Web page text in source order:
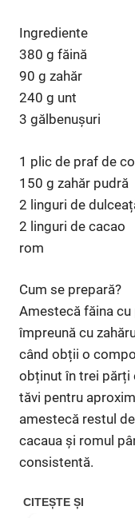
Ingrediente
380 g făină
90 g zahăr
240 g unt
3 gălbenușuri
1 plic de praf de
150 g zahăr pudră
2 linguri de
2 linguri de cacao
rom
Cum se prepară?
Amestecă făina
împreună cu
când obții o
obținut în trei părți
tăvi pentru
amestecă restul
cacaua și romul
consistentă.